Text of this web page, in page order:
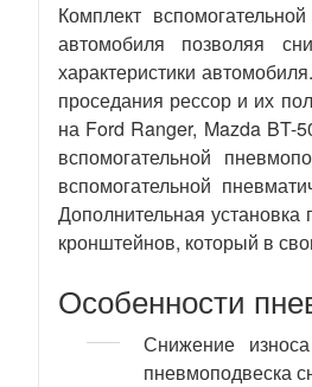
Комплект
автомобиля позволяя
характеристики
проседания рессор и их
на Ford Ranger, Mazda BT-
вспомогательной
вспомогательной
Дополнительная
кронштейнов, который в
Особенности
Снижение
пневмоподвеска